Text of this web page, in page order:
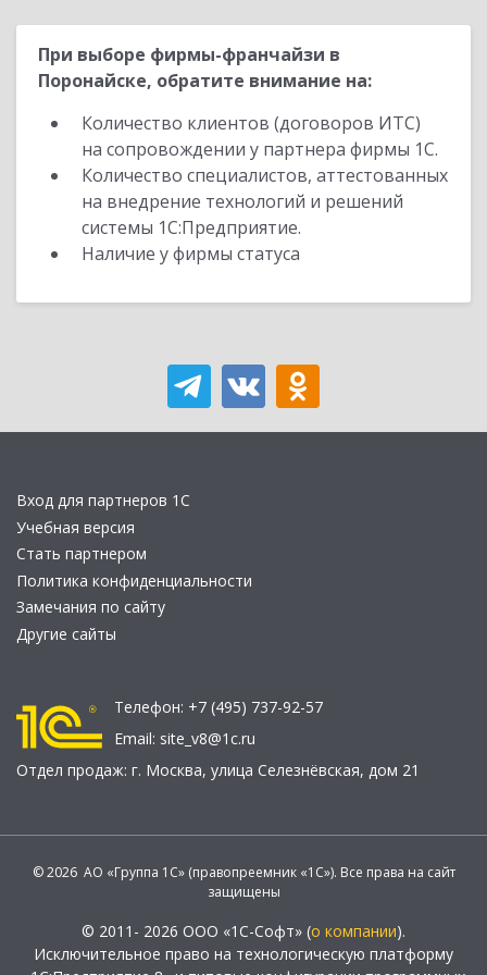
При выборе фирмы-франчайзи в
Поронайске, обратите внимание на:
Количество клиентов (договоров ИТС)
на сопровождении у партнера фирмы 1С.
Количество специалистов, аттестованных
на внедрение технологий и решений
системы 1С:Предприятие.
Наличие у фирмы статуса
Вход для партнеров 1С
Учебная версия
Стать партнером
Политика конфиденциальности
Замечания по сайту
Другие сайты
Телефон: +7 (495) 737-92-57
Email: site_v8@1c.ru
Отдел продаж: г. Москва, улица Селезнёвская, дом 21
© 2026 АО «Группа 1С» (правопреемник «1С»). Все права на сайт
защищены
© 2011- 2026 ООО «1С-Софт» (о компании).
Исключительное право на технологическую платформу